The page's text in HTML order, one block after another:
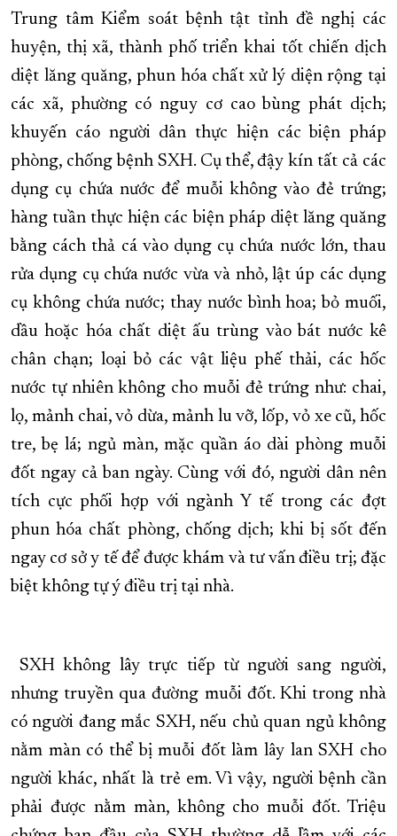
Trung tâm Kiểm soát bệnh tật tỉnh đề nghị các
huyện, thị xã, thành phố triển khai tốt chiến dịch
diệt lăng quăng, phun hóa chất xử lý diện rộng tại
các xã, phường có nguy cơ cao bùng phát dịch;
khuyến cáo người dân thực hiện các biện pháp
phòng, chống bệnh SXH. Cụ thể, đậy kín tất cả các
dụng cụ chứa nước để muỗi không vào đẻ trứng;
hàng tuần thực hiện các biện pháp diệt lăng quăng
bằng cách thả cá vào dụng cụ chứa nước lớn, thau
rửa dụng cụ chứa nước vừa và nhỏ, lật úp các dụng
cụ không chứa nước; thay nước bình hoa; bỏ muối,
dầu hoặc hóa chất diệt ấu trùng vào bát nước kê
chân chạn; loại bỏ các vật liệu phế thải, các hốc
nước tự nhiên không cho muỗi đẻ trứng như: chai,
lọ, mảnh chai, vỏ dừa, mảnh lu vỡ, lốp, vỏ xe cũ, hốc
tre, bẹ lá; ngủ màn, mặc quần áo dài phòng muỗi
đốt ngay cả ban ngày. Cùng với đó, người dân nên
tích cực phối hợp với ngành Y tế trong các đợt
phun hóa chất phòng, chống dịch; khi bị sốt đến
ngay cơ sở y tế để được khám và tư vấn điều trị; đặc
biệt không tự ý điều trị tại nhà.
SXH không lây trực tiếp từ người sang người,
nhưng truyền qua đường muỗi đốt. Khi trong nhà
có người đang mắc SXH, nếu chủ quan ngủ không
nằm màn có thể bị muỗi đốt làm lây lan SXH cho
người khác, nhất là trẻ em. Vì vậy, người bệnh cần
phải được nằm màn, không cho muỗi đốt. Triệu